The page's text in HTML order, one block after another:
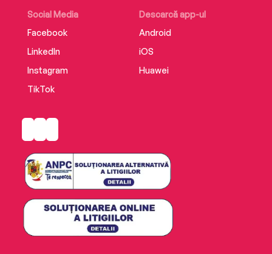
Social Media
Facebook
LinkedIn
Instagram
TikTok
Descarcă app-ul
Android
iOS
Huawei